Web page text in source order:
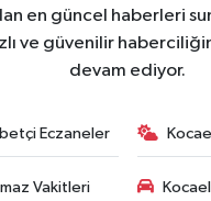
en güncel haberleri
ve güvenilir
devam ediyor.
Eczaneler
Vakitleri